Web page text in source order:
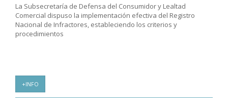
La Subsecretaría de Defensa del Consumidor y Lealtad
Comercial dispuso la implementación efectiva del Registro
Nacional de Infractores, estableciendo los criterios y
procedimientos
+INFO